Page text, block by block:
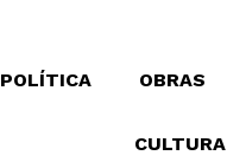
POLÍTICA OBRAS
CULTURA